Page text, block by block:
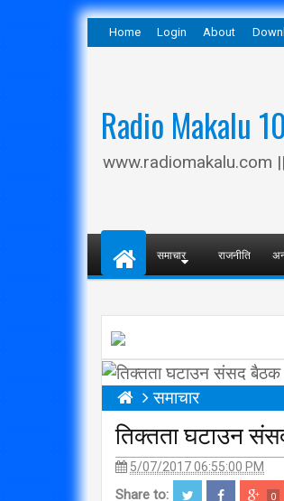
Home Login About
Radio Makalu
www.radiomakalu.com
समाचार राजनीति
समाचार
तिक्तता घटाउन
5/07/2017 06:55:00 PM
Share to: 0